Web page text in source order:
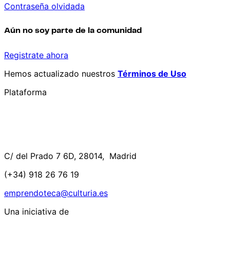
Contraseña olvidada
Aún no soy parte de la comunidad
Registrate ahora
Hemos actualizado nuestros Términos de Uso
Plataforma
C/ del Prado 7 6D, 28014, Madrid
(+34) 918 26 76 19
emprendoteca@culturia.es
Una iniciativa de